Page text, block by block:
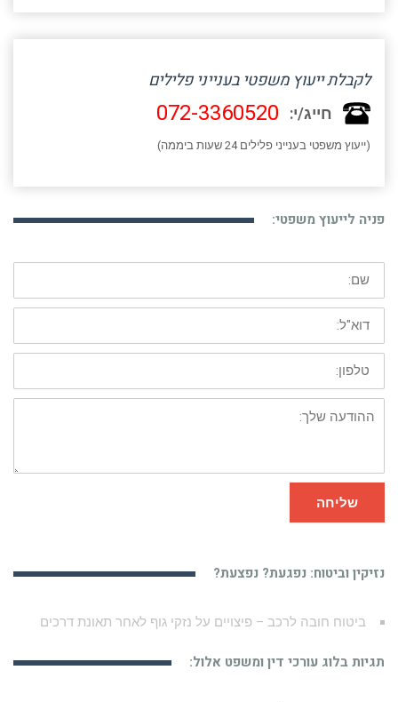
לקבלת ייעוץ משפטי בענייני פלילים
חייג/י: 072-3360520
(ייעוץ משפטי בענייני פלילים 24 שעות ביממה)
פניה לייעוץ משפטי:
שם:
דוא"ל:
טלפון:
ההודעה
שלך:
שליחה
נזיקין וביטוח: נפגעת? נפצעת?
הידעת? תאונת עבודה של פועל בניין מתרחשת כמעט בכל יום!
תגיות בלוג עורכי דין ומשפט אלול: